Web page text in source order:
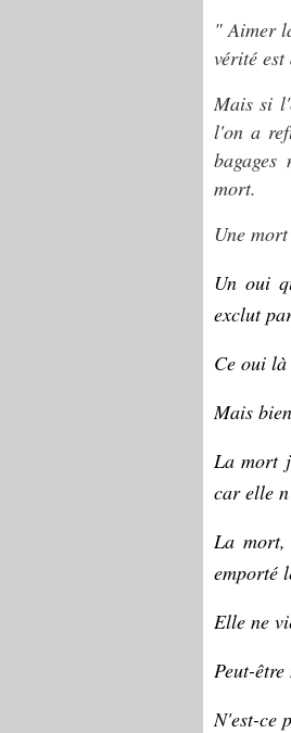
" Aimer
vérité
Mais si
l'on a
mort.
Une
Un oui
exclut
Ce oui là
Mais
La mort
car elle
La
emporté
Elle ne
Peut-
N'est-ce